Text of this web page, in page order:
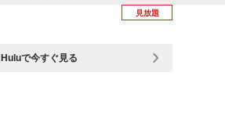
見放題
Huluで今すぐ見る